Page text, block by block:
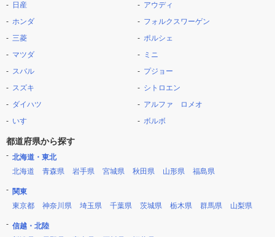
日産
ホンダ
三菱
マツダ
スバル
スズキ
ダイハツ
いすゞ
アウディ
フォルクスワーゲン
ポルシェ
ミニ
プジョー
シトロエン
アルファ ロメオ
ボルボ
都道府県から探す
北海道・東北
北海道
青森県 岩手県 宮城県 秋田県 山形県 福島県
関東
東京都
神奈川県 埼玉県 千葉県 茨城県 栃木県 群馬県 山梨県
信越・北陸